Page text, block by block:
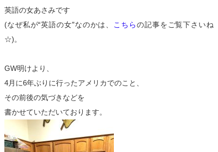
英語の女あさみです
(なぜ私が“英語の女”なのかは、
こちらの記事をご覧下さいね
☆)。
GW明けより、
4月に6年ぶりに行ったアメリカでのこと、
その前後の気づきなどを
書かせていただいております。